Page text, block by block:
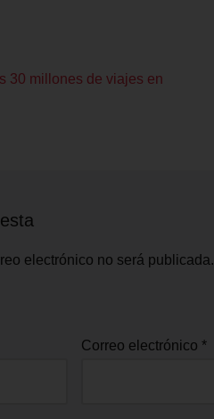
30 millones de viajes en
electrónico no será publicada.
Correo electrónico *